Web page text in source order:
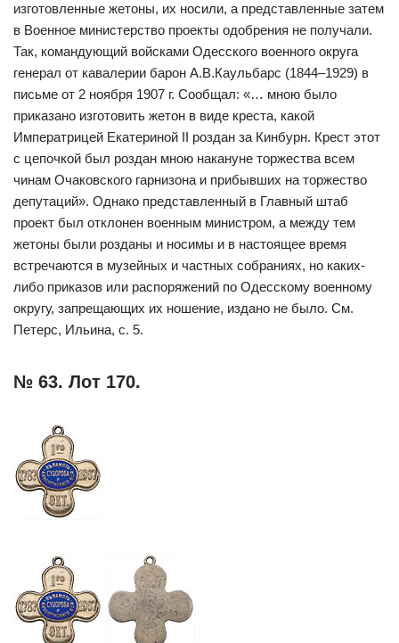
изготовленные жетоны, их носили, а представленные затем
в Военное министерство проекты одобрения не получали.
Так, командующий войсками Одесского военного округа
генерал от кавалерии барон А.В.Каульбарс (1844–1929) в
письме от 2 ноября 1907 г. Сообщал: «… мною было
приказано изготовить жетон в виде креста, какой
Императрицей Екатериной II роздан за Кинбурн. Крест этот
с цепочкой был роздан мною накануне торжества всем
чинам Очаковского гарнизона и прибывших на торжество
депутаций». Однако представленный в Главный штаб
проект был отклонен военным министром, а между тем
жетоны были розданы и носимы и в настоящее время
встречаются в музейных и частных собраниях, но каких-
либо приказов или распоряжений по Одесскому военному
округу, запрещающих их ношение, издано не было. См.
Петерс, Ильина, с. 5.
№ 63. Лот 170.